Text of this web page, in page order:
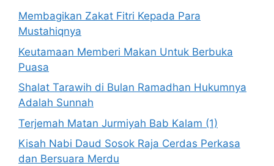
Membagikan Zakat Fitri Kepada Para
Mustahiqnya
Keutamaan Memberi Makan Untuk Berbuka
Puasa
Shalat Tarawih di Bulan Ramadhan Hukumnya
Adalah Sunnah
Terjemah Matan Jurmiyah Bab Kalam (1)
Kisah Nabi Daud Sosok Raja Cerdas Perkasa
dan Bersuara Merdu